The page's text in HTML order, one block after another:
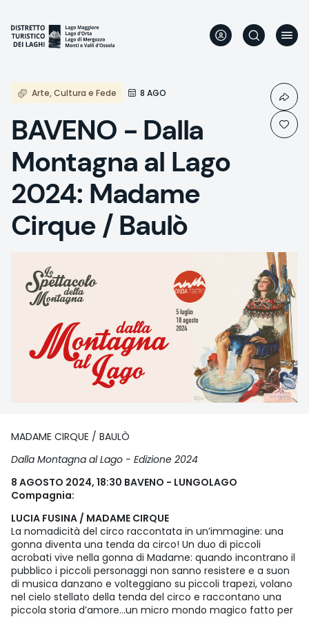
Inhalt
Arte, Cultura e Fede 8 AGO
BAVENO - Dalla
Montagna al Lago
2024: Madame
Cirque / Baulò
MADAME CIRQUE / BAULÒ
Dalla Montagna al Lago - Edizione 2024
8 AGOSTO 2024, 18:30 BAVENO - LUNGOLAGO
Compagnia:
LUCIA FUSINA / MADAME CIRQUE
La nomadicità del circo raccontata in un’immagine: una
gonna diventa una tenda da circo! Un duo di piccoli
acrobati vive nella gonna di Madame: quando incontrano il
pubblico i piccoli personaggi non sanno resistere e a suon
di musica danzano e volteggiano su piccoli trapezi, volano
nel cielo stellato della tenda del circo e raccontano una
piccola storia d’amore…un micro mondo magico fatto per